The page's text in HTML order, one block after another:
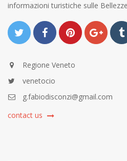
informazioni turistiche sulle
Regione Veneto
venetocio
g.fabiodisconzi@gmail.com
contact us